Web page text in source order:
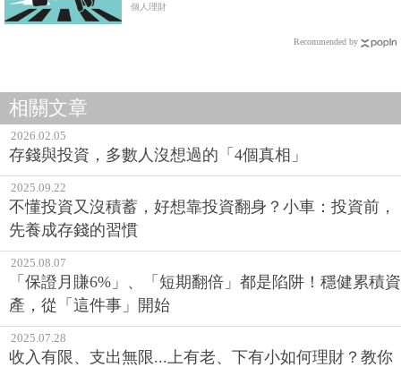
個人理財
Recommended by
相關文章
2026.02.05
存錢與投資，多數人沒想過的「4個真相」
2025.09.22
不懂投資又沒積蓄，好想靠投資翻身？小車：投資前，
先養成存錢的習慣
2025.08.07
「保證月賺6%」、「短期翻倍」都是陷阱！穩健累積資
產，從「這件事」開始
2025.07.28
收入有限、支出無限...上有老、下有小如何理財？教你